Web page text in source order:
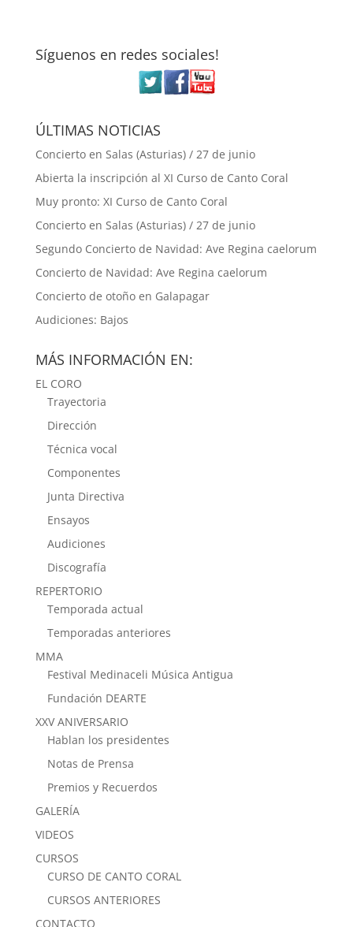
Síguenos en redes sociales!
ÚLTIMAS NOTICIAS
Concierto en Salas (Asturias) / 27 de junio
Abierta la inscripción al XI Curso de Canto Coral
Muy pronto: XI Curso de Canto Coral
Concierto en Salas (Asturias) / 27 de junio
Segundo Concierto de Navidad: Ave Regina caelorum
Concierto de Navidad: Ave Regina caelorum
Concierto de otoño en Galapagar
Audiciones: Bajos
MÁS INFORMACIÓN EN:
EL CORO
Trayectoria
Dirección
Técnica vocal
Componentes
Junta Directiva
Ensayos
Audiciones
Discografía
REPERTORIO
Temporada actual
Temporadas anteriores
MMA
Festival Medinaceli Música Antigua
Fundación DEARTE
XXV ANIVERSARIO
Hablan los presidentes
Notas de Prensa
Premios y Recuerdos
GALERÍA
VIDEOS
CURSOS
CURSO DE CANTO CORAL
CURSOS ANTERIORES
CONTACTO